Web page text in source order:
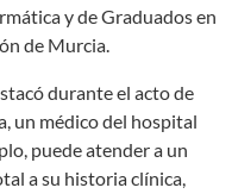
y de Graduados en
de Murcia.
durante el acto de
un médico del hospital
puede atender a un
a su historia clínica,